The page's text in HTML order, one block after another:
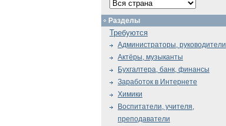
Разделы
Требуются
Администраторы, руководители
Актёры, музыканты
Бухгалтера, банк, финансы
Заработок в Интернете
Химики
Воспитатели, учителя,
преподаватели